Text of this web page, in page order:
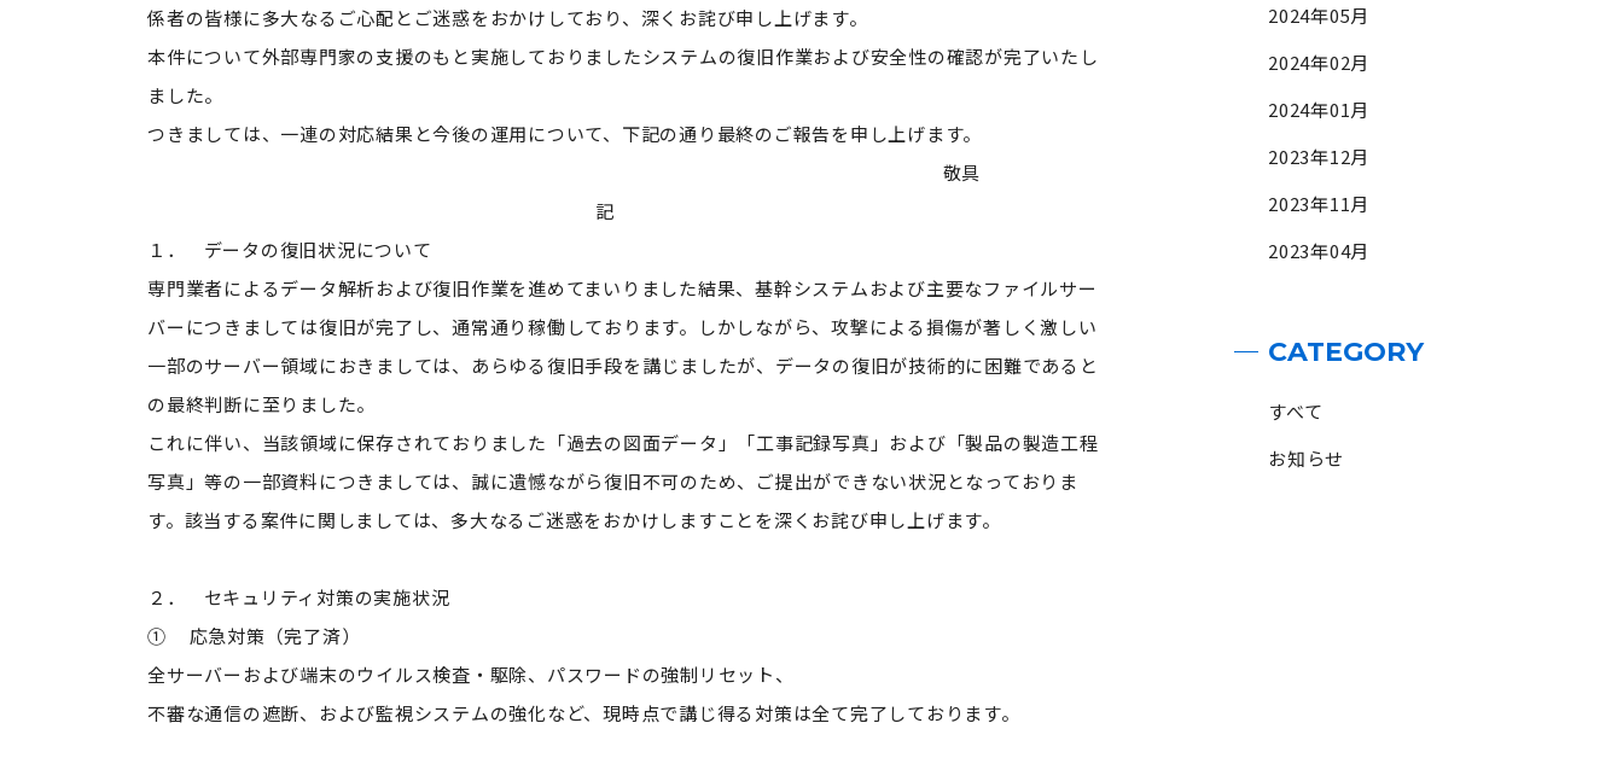
係者の皆様に多大なるご心配とご迷惑をおかけしており、深くお詫び申し上げます。
本件について外部専門家の支援のもと実施しておりましたシステムの復旧作業および安全性の確認が完了いたし
ました。
つきましては、一連の対応結果と今後の運用について、下記の通り最終のご報告を申し上げます。
敬具
記
１． データの復旧状況について
専門業者によるデータ解析および復旧作業を進めてまいりました結果、基幹システムおよび主要なファイルサー
バーにつきましては復旧が完了し、通常通り稼働しております。しかしながら、攻撃による損傷が著しく激しい
一部のサーバー領域におきましては、あらゆる復旧手段を講じましたが、データの復旧が技術的に困難であると
の最終判断に至りました。
これに伴い、当該領域に保存されておりました「過去の図面データ」「工事記録写真」および「製品の製造工程
写真」等の一部資料につきましては、誠に遺憾ながら復旧不可のため、ご提出ができない状況となっておりま
す。該当する案件に関しましては、多大なるご迷惑をおかけしますことを深くお詫び申し上げます。
２． セキュリティ対策の実施状況
① 応急対策（完了済）
全サーバーおよび端末のウイルス検査・駆除、パスワードの強制リセット、
不審な通信の遮断、および監視システムの強化など、現時点で講じ得る対策は全て完了しております。
2024年05月
2024年02月
2024年01月
2023年12月
2023年11月
2023年04月
CATEGORY
すべて
お知らせ